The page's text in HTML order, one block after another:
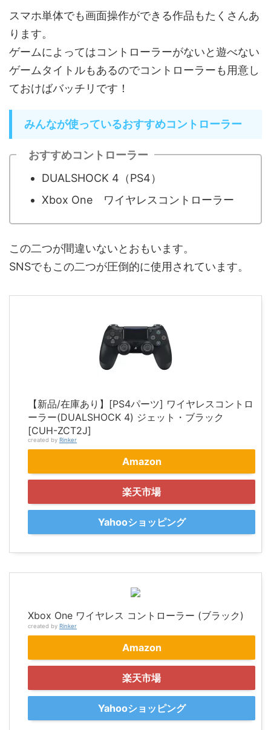
スマホ単体でも画面操作ができる作品もたくさんあ
ります。
ゲームによってはコントローラーがないと遊べない
ゲームタイトルもあるのでコントローラーも用意し
ておけばバッチリです！
みんなが使っているおすすめコントローラー
おすすめコントローラー
DUALSHOCK 4（PS4）
Xbox One ワイヤレスコントローラー
この二つが間違いないとおもいます。
SNSでもこの二つが圧倒的に使用されています。
【新品/在庫あり】[PS4パーツ] ワイヤレスコントロ
ーラー(DUALSHOCK 4) ジェット・ブラック
[CUH-ZCT2J]
created by Rinker
Amazon
楽天市場
Yahooショッピング
Xbox One ワイヤレス コントローラー (ブラック)
created by Rinker
Amazon
楽天市場
Yahooショッピング